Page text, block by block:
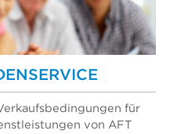
für
von AFT